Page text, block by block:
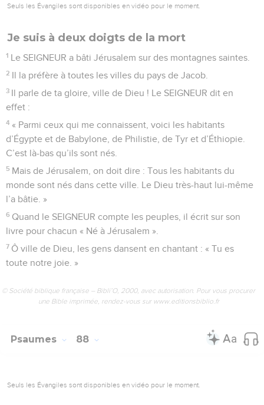
Seuls les Évangiles sont disponibles en vidéo pour le moment.
Je suis à deux doigts de la mort
1 Le SEIGNEUR a bâti Jérusalem sur des montagnes saintes.
2 Il la préfère à toutes les villes du pays de Jacob.
3 Il parle de ta gloire, ville de Dieu ! Le SEIGNEUR dit en
effet :
4 « Parmi ceux qui me connaissent, voici les habitants
d’Égypte et de Babylone, de Philistie, de Tyr et d’Éthiopie.
C’est là-bas qu’ils sont nés.
5 Mais de Jérusalem, on doit dire : Tous les habitants du
monde sont nés dans cette ville. Le Dieu très-haut lui-même
l’a bâtie. »
6 Quand le SEIGNEUR compte les peuples, il écrit sur son
livre pour chacun « Né à Jérusalem ».
7 Ô ville de Dieu, les gens dansent en chantant : « Tu es
toute notre joie. »
© Société biblique française – Bibli’O, 2000, avec autorisation. Pour vous procurer
une Bible imprimée, rendez-vous sur www.editionsbiblio.fr
Psaumes 88
Seuls les Évangiles sont disponibles en vidéo pour le moment.